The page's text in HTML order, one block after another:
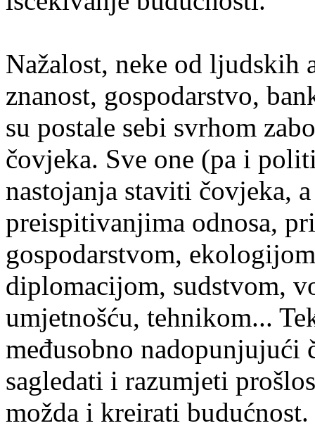
Nažalost, neke od
znanost, gospodarstvo,
su postale sebi svrhom
čovjeka. Sve one (pa i
nastojanja staviti čovjeka,
preispitivanjima odnosa,
gospodarstvom,
diplomacijom, sudstvom,
umjetnošću, tehnikom...
međusobno nadopunjujući
sagledati i razumjeti
možda i kreirati budućnost.